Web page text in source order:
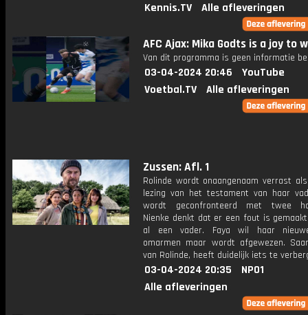
Kennis.TV
Alle afleveringen
AFC Ajax: Mika Godts is a joy to
Van dit programma is geen informatie
03-04-2024 20:46
YouTube
Voetbal.TV
Alle afleveringen
Zussen: Afl. 1
Rolinde wordt onaangenaam verrast
lezing van het testament van haar
wordt geconfronteerd met twee
Nienke denkt dat er een fout is
al een vader. Faya wil haar
omarmen maar wordt afgewezen.
van Rolinde, heeft duidelijk iets te
03-04-2024 20:35
NPO1
Alle afleveringen